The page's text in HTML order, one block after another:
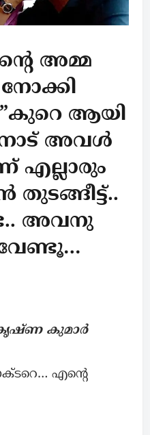
അമ്മ
ആയി
അവൾ
എല്ലാരും
അവനു
കൃഷ്ണ കുമാർ
എന്റെ